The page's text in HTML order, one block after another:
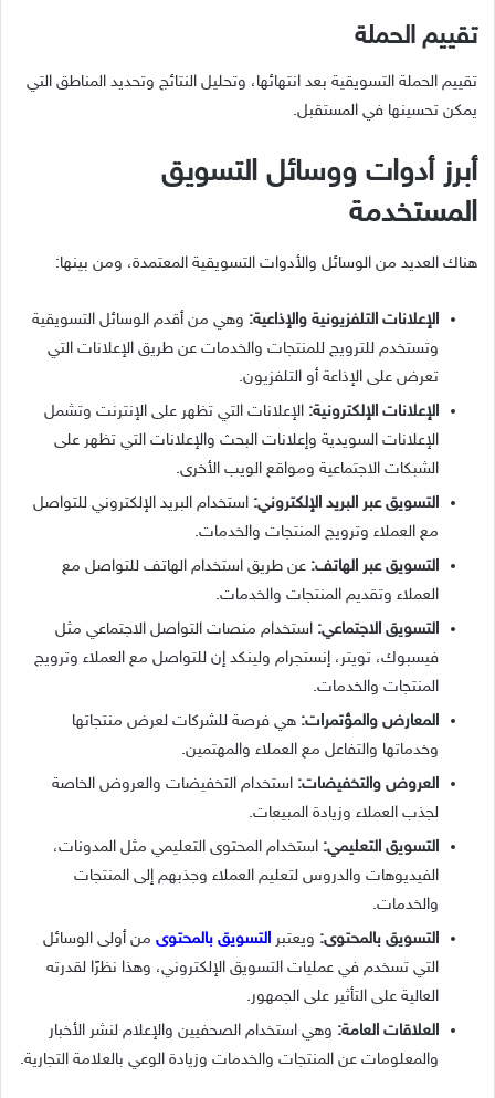
تقييم الحملة
تقييم الحملة التسويقية بعد انتهائها، وتحليل النتائج وتحديد المناطق التي
يمكن تحسينها في المستقبل.
أبرز أدوات ووسائل التسويق
المستخدمة
هناك العديد من الوسائل والأدوات التسويقية المعتمدة، ومن بينها:
الإعلانات التلفزيونية والإذاعية: وهي من أقدم الوسائل التسويقية
وتستخدم للترويج للمنتجات والخدمات عن طريق الإعلانات التي
تعرض على الإذاعة أو التلفزيون.
الإعلانات الإلكترونية: الإعلانات التي تظهر على الإنترنت وتشمل
الإعلانات السويدية وإعلانات البحث والإعلانات التي تظهر على
الشبكات الاجتماعية ومواقع الويب الأخرى.
التسويق عبر البريد الإلكتروني: استخدام البريد الإلكتروني للتواصل
مع العملاء وترويج المنتجات والخدمات.
التسويق عبر الهاتف: عن طريق استخدام الهاتف للتواصل مع
العملاء وتقديم المنتجات والخدمات.
التسويق الاجتماعي: استخدام منصات التواصل الاجتماعي مثل
فيسبوك، تويتر، إنستجرام ولينكد إن للتواصل مع العملاء وترويج
المنتجات والخدمات.
المعارض والمؤتمرات: هي فرصة للشركات لعرض منتجاتها
وخدماتها والتفاعل مع العملاء والمهتمين.
العروض والتخفيضات: استخدام التخفيضات والعروض الخاصة
لجذب العملاء وزيادة المبيعات.
التسويق التعليمي: استخدام المحتوى التعليمي مثل المدونات،
الفيديوهات والدروس لتعليم العملاء وجذبهم إلى المنتجات
والخدمات.
التسويق بالمحتوى: ويعتبر التسويق بالمحتوى من أولى الوسائل
التي تسخدم في عمليات التسويق الإلكتروني، وهذا نظرًا لقدرته
العالية على التأثير على الجمهور.
العلاقات العامة: وهي استخدام الصحفيين والإعلام لنشر الأخبار
والمعلومات عن المنتجات والخدمات وزيادة الوعي بالعلامة التجارية.